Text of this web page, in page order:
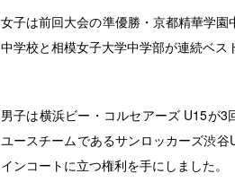
女子は前回大会の準優勝・京都精華学
中学校と相模女子大学中学部が連続ベス
男子は横浜ビー・コルセアーズ U15が
ユースチームであるサンロッカーズ渋
インコートに立つ権利を手にしました。